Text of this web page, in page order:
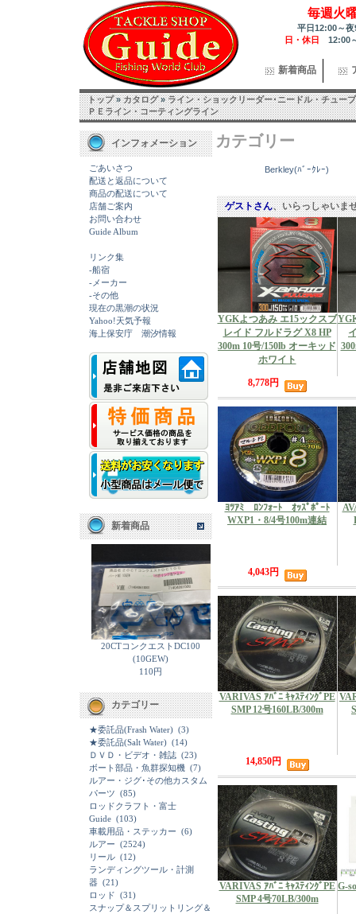
毎週火
平日12:00～
日・休日 12:00
新着商品
トップ»カタログ»ライン・ショックリーダー･ニードル・チューブ
ＰＥライン・コーティングライン
インフォメーション
ごあいさつ
配送と返品について
商品の配送について
店舗ご案内
お問い合わせ
Guide Album
リンク集
-船宿
-メーカー
-その他
現在の黒潮の状況
Yahoo!天気予報
海上保安庁 潮汐情報
新着商品
20CTコンクエストDC100
(10GEW)
110円
カテゴリー
★委託品(Frash Water) (3)
★委託品(Salt Water) (14)
ＤＶＤ・ビデオ・雑誌 (23)
ボート部品・魚群探知機 (7)
ルアー・ジグ･その他カスタム
パーツ (85)
ロッドクラフト・富士
Guide (103)
車載用品・ステッカー (6)
ルアー (2524)
リール (12)
ランディングツール・計測
器 (21)
ロッド (31)
スナップ＆スプリットリング＆
カテゴリー
Berkley(ﾊﾞｰｸﾚｰ)
ゲストさん、いらっしゃいま
YGKよつあみ エ15ックスブ
レイド フルドラグ X8 HP
300m 10号/150lb オーキッド
ホワイト
8,778円
ﾖﾂｱﾐ ﾛﾝﾌｫｰﾄ ｵｯｽﾟﾎﾟｰﾄ
WXP1・8/4号100m連結
4,043円
VARIVAS ｱﾊﾞﾆ ｷｬｽﾃｨﾝｸﾞPE
SMP 12号160LB/300m
14,850円
VARIVAS ｱﾊﾞﾆ ｷｬｽﾃｨﾝｸﾞPE
SMP 4号70LB/300m
G-